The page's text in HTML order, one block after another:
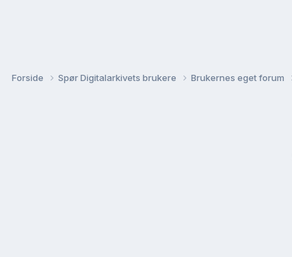
Forside Spør Digitalarkivets brukere Brukernes eget forum